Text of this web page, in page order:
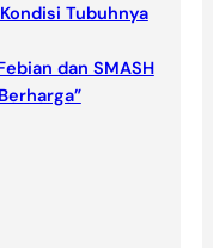
Tubuhnya
dan SMASH